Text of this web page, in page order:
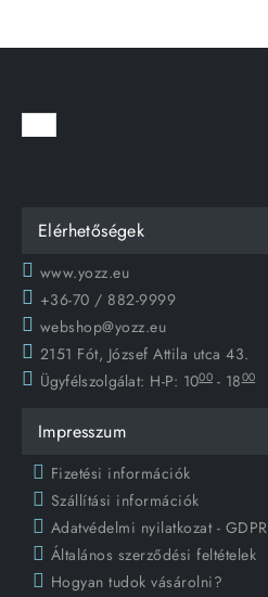
Elérhetőségek
www.yozz.eu
+36-70 / 882-9999
webshop@yozz.eu
2151 Fót, József Attila utca 43.
Ügyfélszolgálat: H-P: 1000 - 1800
Impresszum
Fizetési információk
Szállítási információk
Adatvédelmi nyilatkozat - GDPR
Általános szerződési feltételek
Hogyan tudok vásárolni?